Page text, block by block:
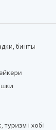
бинты
і хобі